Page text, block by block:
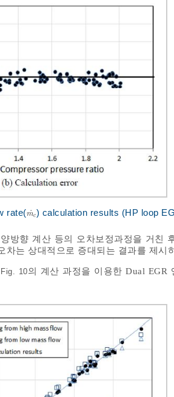
rate(mc
˙
mc˙
) calculation results (HP loop
방향 계산 등의 오차보정과정을 거친
차는 상대적으로 증대되는 결과를 제시
Fig. 10의 계산 과정을 이용한 Dual EGR